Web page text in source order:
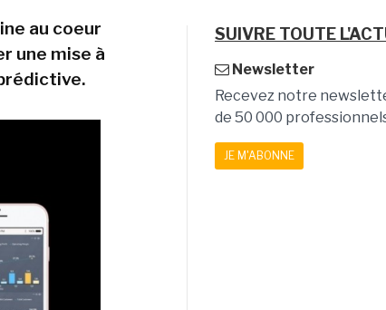
au coeur
une mise à
SUIVRE TOUTE
Newsletter
Recevez notre
de 50 000
JE M'ABONNE